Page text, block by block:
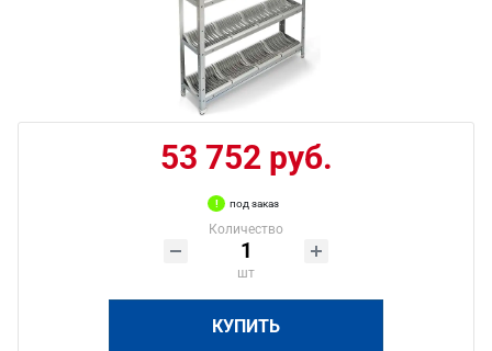
53 752 руб.
под заказ
Количество
шт
КУПИТЬ